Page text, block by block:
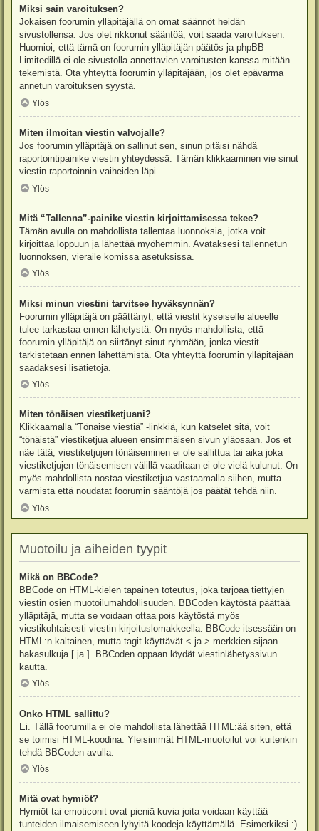
Miksi sain varoituksen?
Jokaisen foorumin ylläpitäjällä on omat säännöt heidän
sivustollensa. Jos olet rikkonut sääntöä, voit saada varoituksen.
Huomioi, että tämä on foorumin ylläpitäjän päätös ja phpBB
Limitedillä ei ole sivustolla annettavien varoitusten kanssa mitään
tekemistä. Ota yhteyttä foorumin ylläpitäjään, jos olet epävarma
annetun varoituksen syystä.
Ylös
Miten ilmoitan viestin valvojalle?
Jos foorumin ylläpitäjä on sallinut sen, sinun pitäisi nähdä
raportointipainike viestin yhteydessä. Tämän klikkaaminen vie sinut
viestin raportoinnin vaiheiden läpi.
Ylös
Mitä “Tallenna”-painike viestin kirjoittamisessa tekee?
Tämän avulla on mahdollista tallentaa luonnoksia, jotka voit
kirjoittaa loppuun ja lähettää myöhemmin. Avataksesi tallennetun
luonnoksen, vieraile komissa asetuksissa.
Ylös
Miksi minun viestini tarvitsee hyväksynnän?
Foorumin ylläpitäjä on päättänyt, että viestit kyseiselle alueelle
tulee tarkastaa ennen lähetystä. On myös mahdollista, että
foorumin ylläpitäjä on siirtänyt sinut ryhmään, jonka viestit
tarkistetaan ennen lähettämistä. Ota yhteyttä foorumin ylläpitäjään
saadaksesi lisätietoja.
Ylös
Miten tönäisen viestiketjuani?
Klikkaamalla “Tönaise viestiä” -linkkiä, kun katselet sitä, voit
“tönäistä” viestiketjua alueen ensimmäisen sivun yläosaan. Jos et
näe tätä, viestiketjujen tönäiseminen ei ole sallittua tai aika joka
viestiketjujen tönäisemisen välillä vaaditaan ei ole vielä kulunut. On
myös mahdollista nostaa viestiketjua vastaamalla siihen, mutta
varmista että noudatat foorumin sääntöjä jos päätät tehdä niin.
Ylös
Muotoilu ja aiheiden tyypit
Mikä on BBCode?
BBCode on HTML-kielen tapainen toteutus, joka tarjoaa tiettyjen
viestin osien muotoilumahdollisuuden. BBCoden käytöstä päättää
ylläpitäjä, mutta se voidaan ottaa pois käytöstä myös
viestikohtaisesti viestin kirjoituslomakkeella. BBCode itsessään on
HTML:n kaltainen, mutta tagit käyttävät < ja > merkkien sijaan
hakasulkuja [ ja ]. BBCoden oppaan löydät viestinlähetyssivun
kautta.
Ylös
Onko HTML sallittu?
Ei. Tällä foorumilla ei ole mahdollista lähettää HTML:ää siten, että
se toimisi HTML-koodina. Yleisimmät HTML-muotoilut voi kuitenkin
tehdä BBCoden avulla.
Ylös
Mitä ovat hymiöt?
Hymiöt tai emoticonit ovat pieniä kuvia joita voidaan käyttää
tunteiden ilmaisemiseen lyhyitä koodeja käyttämällä. Esimerkiksi :)